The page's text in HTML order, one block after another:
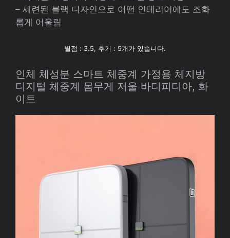
– 세련된 블랙 디자인으로 어떤 인테리어에도 조화
롭게 어울림
별점 : 3.5, 후기 : 5개가 있습니다.
인체 체성분 스마트 체중계 가정용 체지방
디지털 체중계 몸무게 저울 바디피디아, 화
이트